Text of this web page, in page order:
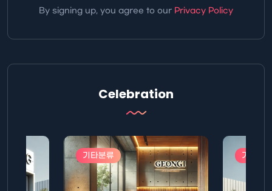
By signing up, you agree to our Privacy Policy
Celebration
기타분류 기타분